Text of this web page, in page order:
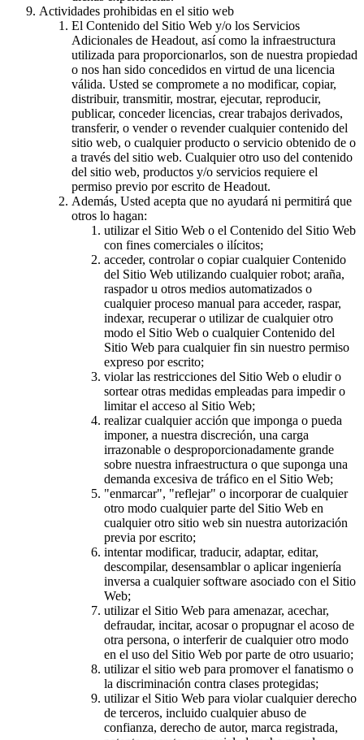
Actividades prohibidas en el sitio web
El Contenido del Sitio Web y/o los Servicios
Adicionales de Headout, así como la infraestructura
utilizada para proporcionarlos, son de nuestra propiedad
o nos han sido concedidos en virtud de una licencia
válida. Usted se compromete a no modificar, copiar,
distribuir, transmitir, mostrar, ejecutar, reproducir,
publicar, conceder licencias, crear trabajos derivados,
transferir, o vender o revender cualquier contenido del
sitio web, o cualquier producto o servicio obtenido de o
a través del sitio web. Cualquier otro uso del contenido
del sitio web, productos y/o servicios requiere el
permiso previo por escrito de Headout.
Además, Usted acepta que no ayudará ni permitirá que
otros lo hagan:
utilizar el Sitio Web o el Contenido del Sitio Web
con fines comerciales o ilícitos;
acceder, controlar o copiar cualquier Contenido
del Sitio Web utilizando cualquier robot; araña,
raspador u otros medios automatizados o
cualquier proceso manual para acceder, raspar,
indexar, recuperar o utilizar de cualquier otro
modo el Sitio Web o cualquier Contenido del
Sitio Web para cualquier fin sin nuestro permiso
expreso por escrito;
violar las restricciones del Sitio Web o eludir o
sortear otras medidas empleadas para impedir o
limitar el acceso al Sitio Web;
realizar cualquier acción que imponga o pueda
imponer, a nuestra discreción, una carga
irrazonable o desproporcionadamente grande
sobre nuestra infraestructura o que suponga una
demanda excesiva de tráfico en el Sitio Web;
"enmarcar", "reflejar" o incorporar de cualquier
otro modo cualquier parte del Sitio Web en
cualquier otro sitio web sin nuestra autorización
previa por escrito;
intentar modificar, traducir, adaptar, editar,
descompilar, desensamblar o aplicar ingeniería
inversa a cualquier software asociado con el Sitio
Web;
utilizar el Sitio Web para amenazar, acechar,
defraudar, incitar, acosar o propugnar el acoso de
otra persona, o interferir de cualquier otro modo
en el uso del Sitio Web por parte de otro usuario;
utilizar el sitio web para promover el fanatismo o
la discriminación contra clases protegidas;
utilizar el Sitio Web para violar cualquier derecho
de terceros, incluido cualquier abuso de
confianza, derecho de autor, marca registrada,